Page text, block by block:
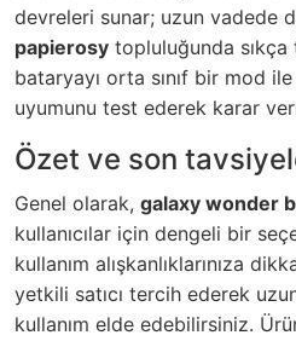
devreleri sunar; uzun vadede
papierosy topluluğunda
bataryayı orta sınıf bir mod
uyumunu test ederek karar
Özet ve son
Genel olarak, galaxy wonder
kullanıcılar için dengeli bir
kullanım alışkanlıklarınıza
yetkili satıcı tercih ederek
kullanım elde edebilirsiniz.